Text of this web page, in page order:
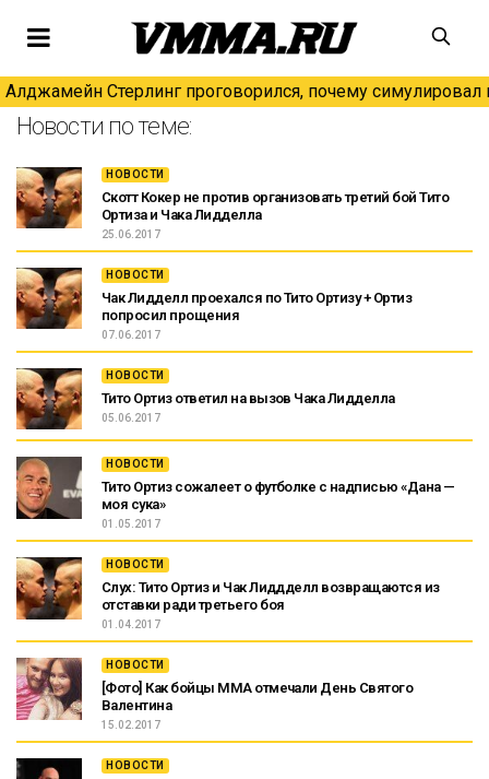
Алджамейн Стерлинг проговорился, почему симулировал
Новости по теме:
НОВОСТИ
Скотт Кокер не против организовать третий бой Тито
Ортиза и Чака Лидделла
25.06.2017
НОВОСТИ
Чак Лидделл проехался по Тито Ортизу + Ортиз
попросил прощения
07.06.2017
НОВОСТИ
Тито Ортиз ответил на вызов Чака Лидделла
05.06.2017
НОВОСТИ
Тито Ортиз сожалеет о футболке с надписью «Дана —
моя сука»
01.05.2017
НОВОСТИ
Слух: Тито Ортиз и Чак Лиддделл возвращаются из
отставки ради третьего боя
01.04.2017
НОВОСТИ
[Фото] Как бойцы ММА отмечали День Святого
Валентина
15.02.2017
НОВОСТИ